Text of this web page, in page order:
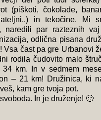
(piškoti, čokolade,
in tekočine. Mi
naredili par razteznih
odlična pisana
Vsa čast pa gre Urbanovi
rodila čudovito malo
km. In v sedmem
– 21 km! Družinica, ki
kam gre tvoja pot.
In je druženje! 🙂